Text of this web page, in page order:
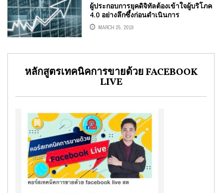
ผู้ประกอบการยุคดิจิทัลต้องเข้าใจผู้บริโภค
4.0 อย่างลึกซึ้งก่อนดำเนินการ
MARCH 25, 2019
หลักสูตรเทคนิคการขายด้วย FACEBOOK
LIVE